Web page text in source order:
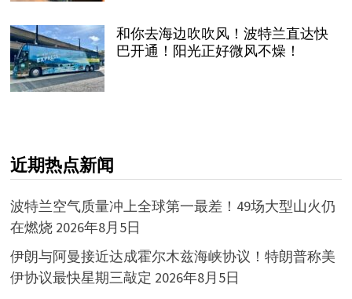
和你去海边吹吹风！波特兰直达快
巴开通！阳光正好微风不燥！
近期热点新闻
波特兰空气质量冲上全球第一最差！49场大型山火仍
在燃烧 2026年8月5日
伊朗与阿曼接近达成霍尔木兹海峡协议！特朗普称美
伊协议最快星期三敲定 2026年8月5日